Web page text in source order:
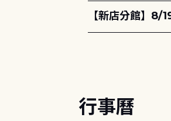
【新店分館】8/
行事曆